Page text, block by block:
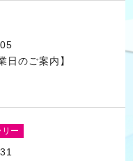
日のご案内】
ー